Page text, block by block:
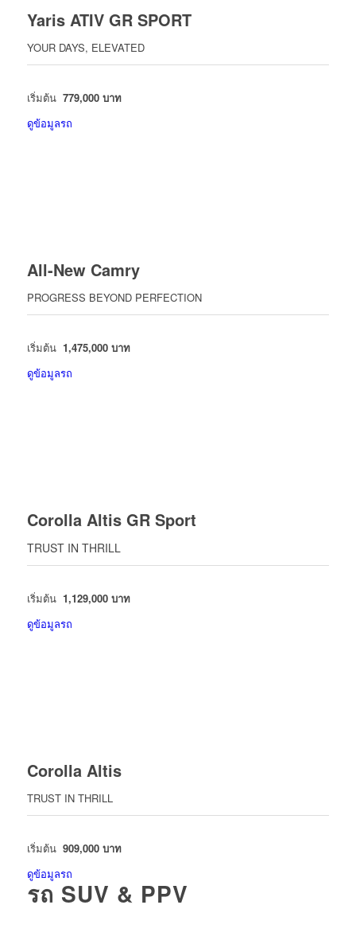
Yaris ATIV GR SPORT
YOUR DAYS, ELEVATED
เริ่มต้น 779,000 บาท
ดูข้อมูลรถ
All-New Camry
PROGRESS BEYOND PERFECTION
เริ่มต้น 1,475,000 บาท
ดูข้อมูลรถ
Corolla Altis GR Sport
TRUST IN THRILL
เริ่มต้น 1,129,000 บาท
ดูข้อมูลรถ
Corolla Altis
TRUST IN THRILL
เริ่มต้น 909,000 บาท
ดูข้อมูลรถ
รถ SUV & PPV